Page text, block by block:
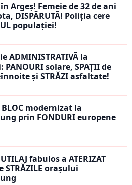
în Argeș! Femeie de 32 de ani
DISPĂRUTĂ! Poliția cere
populației!
ADMINISTRATIVĂ la
PANOURI solare, SPAȚII de
și STRĂZI asfaltate!
modernizat la
prin FONDURI europene
fabulos a ATERIZAT
STRĂZILE orașului